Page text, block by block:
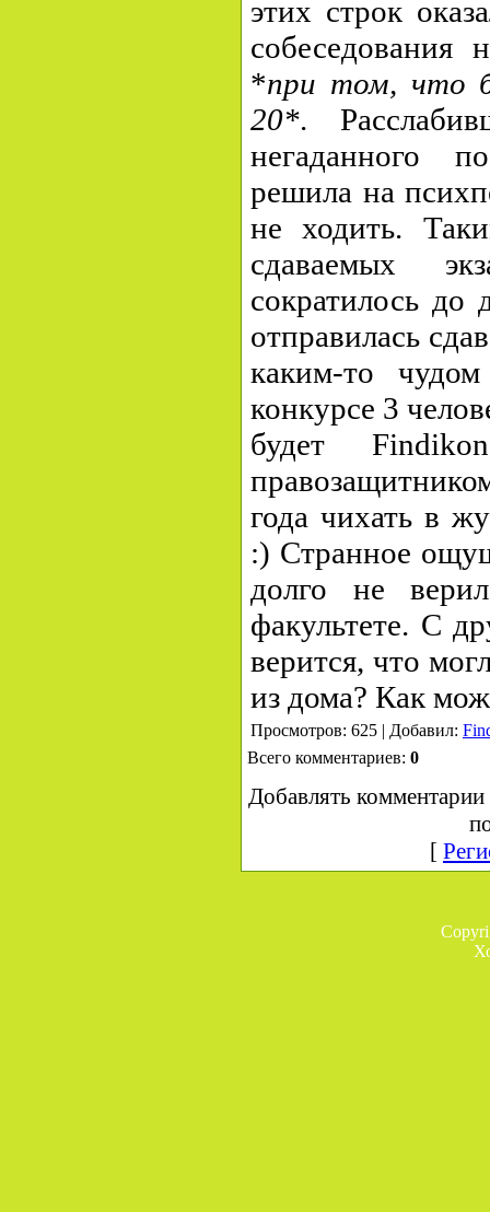
этих строк
*при том, что
20*.
негаданного
решила на
не ходить.
сдаваемых
сократилось до
отправилась
каким-то
конкурсе 3
будет
года чихать в
:) Странное
долго не
факультете. С
верится, что
из дома? Как
Просмотров: 625 | Добавил:
Всего комментариев: 0
Добавлять комментарии
[